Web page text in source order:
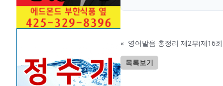
« 영어발음 총정리 제2부(제16
목록보기